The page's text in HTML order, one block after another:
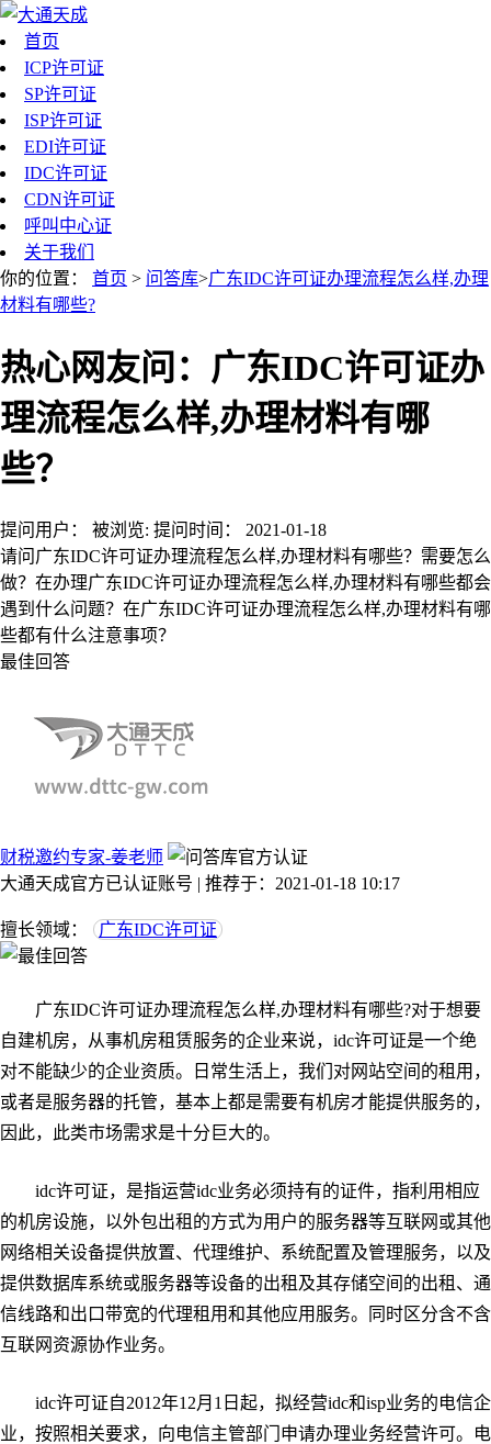
首页
ICP许可证
SP许可证
ISP许可证
EDI许可证
IDC许可证
CDN许可证
呼叫中心证
关于我们
你的位置： 首页 > 问答库>广东IDC许可证办理流程怎么样,办理
材料有哪些?
热心网友问：广东IDC许可证办
理流程怎么样,办理材料有哪
些？
提问用户： 被浏览: 提问时间： 2021-01-18
请问广东IDC许可证办理流程怎么样,办理材料有哪些？需要怎么
做？在办理广东IDC许可证办理流程怎么样,办理材料有哪些都会
遇到什么问题？在广东IDC许可证办理流程怎么样,办理材料有哪
些都有什么注意事项？
最佳回答
财税邀约专家-姜老师
大通天成官方已认证账号 | 推荐于：2021-01-18 10:17
擅长领域： 广东IDC许可证
广东IDC许可证办理流程怎么样,办理材料有哪些?对于想要
自建机房，从事机房租赁服务的企业来说，idc许可证是一个绝
对不能缺少的企业资质。日常生活上，我们对网站空间的租用，
或者是服务器的托管，基本上都是需要有机房才能提供服务的，
因此，此类市场需求是十分巨大的。
idc许可证，是指运营idc业务必须持有的证件，指利用相应
的机房设施，以外包出租的方式为用户的服务器等互联网或其他
网络相关设备提供放置、代理维护、系统配置及管理服务，以及
提供数据库系统或服务器等设备的出租及其存储空间的出租、通
信线路和出口带宽的代理租用和其他应用服务。同时区分含不含
互联网资源协作业务。
idc许可证自2012年12月1日起，拟经营idc和isp业务的电信企
业，按照相关要求，向电信主管部门申请办理业务经营许可。电